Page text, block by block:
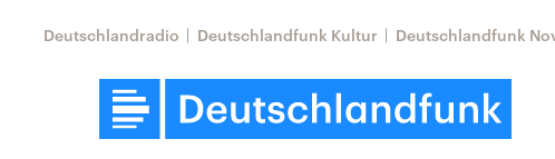
Deutschlandradio Deutschlandfunk Kultur Deutschlandfunk